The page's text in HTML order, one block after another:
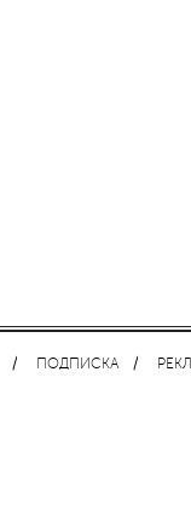
ПОДПИСКА